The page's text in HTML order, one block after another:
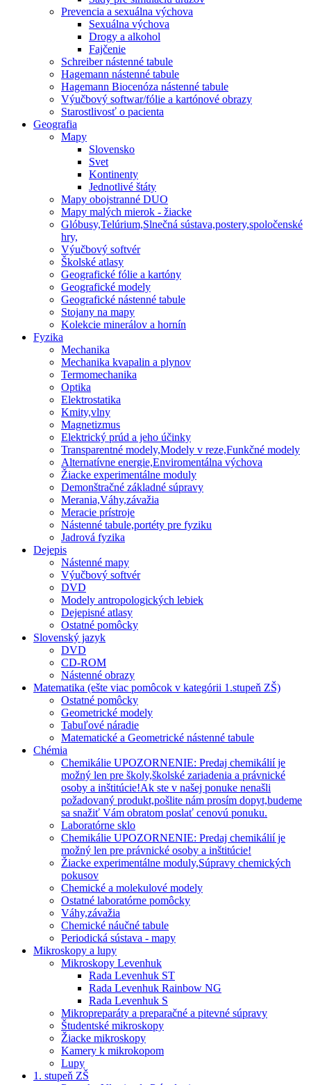
Prevencia a sexuálna výchova
Sexuálna výchova
Drogy a alkohol
Fajčenie
Schreiber nástenné tabule
Hagemann nástenné tabule
Hagemann Biocenóza nástenné tabule
Výučbový softwar/fólie a kartónové obrazy
Starostlivosť o pacienta
Geografia
Mapy
Slovensko
Svet
Kontinenty
Jednotlivé štáty
Mapy obojstranné DUO
Mapy malých mierok - žiacke
Glóbusy,Telúrium,Slnečná sústava,postery,spoločenské
hry,
Výučbový softvér
Školské atlasy
Geografické fólie a kartóny
Geografické modely
Geografické nástenné tabule
Stojany na mapy
Kolekcie minerálov a hornín
Fyzika
Mechanika
Mechanika kvapalin a plynov
Termomechanika
Optika
Elektrostatika
Kmity,vlny
Magnetizmus
Elektrický prúd a jeho účinky
Transparentné modely,Modely v reze,Funkčné modely
Alternatívne energie,Enviromentálna výchova
Žiacke experimentálne moduly
Demonštračné základné súpravy
Merania,Váhy,závažia
Meracie prístroje
Nástenné tabule,portéty pre fyziku
Jadrová fyzika
Dejepis
Nástenné mapy
Výučbový softvér
DVD
Modely antropologických lebiek
Dejepisné atlasy
Ostatné pomôcky
Slovenský jazyk
DVD
CD-ROM
Nástenné obrazy
Matematika (ešte viac pomôcok v kategórii 1.stupeň ZŠ)
Ostatné pomôcky
Geometrické modely
Tabuľové náradie
Matematické a Geometrické nástenné tabule
Chémia
Chemikálie UPOZORNENIE: Predaj chemikálií je
možný len pre školy,školské zariadenia a právnické
osoby a inštitúcie!Ak ste v našej ponuke nenašli
požadovaný produkt,pošlite nám prosím dopyt,budeme
sa snažiť Vám obratom poslať cenovú ponuku.
Laboratórne sklo
Chemikálie UPOZORNENIE: Predaj chemikálií je
možný len pre právnické osoby a inštitúcie!
Žiacke experimentálne moduly,Súpravy chemických
pokusov
Chemické a molekulové modely
Ostatné laboratórne pomôcky
Váhy,závažia
Chemické náučné tabule
Periodická sústava - mapy
Mikroskopy a lupy
Mikroskopy Levenhuk
Rada Levenhuk ST
Rada Levenhuk Rainbow NG
Rada Levenhuk S
Mikropreparáty a preparačné a pitevné súpravy
Študentské mikroskopy
Žiacke mikroskopy
Kamery k mikrokopom
Lupy
1. stupeň ZŠ